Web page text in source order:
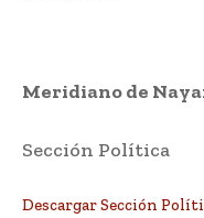
Meridiano de
Sección Política
Descargar Sección